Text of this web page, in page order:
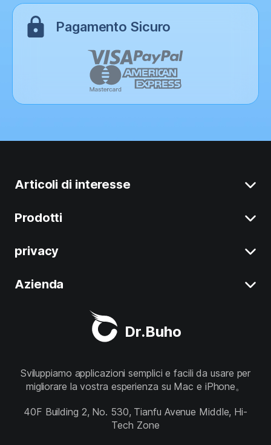
Pagamento Sicuro
Dr.Buho
Sviluppiamo applicazioni semplici e facili da usare per
migliorare la vostra esperienza su Mac e iPhone。
40F Building 2, No. 530, Tianfu Avenue Middle, Hi-
Tech Zone
Articoli di interesse
Eliminare i Dati di Sistema su Mac
Disinstalla le app su Mac
Le Migliori App di Pulizia per Mac
Prodotti
BuhoCleaner
BuhoUnlocker
BuhoLaunchpad
privacy
Termini
Azienda
Negozio
Seguici